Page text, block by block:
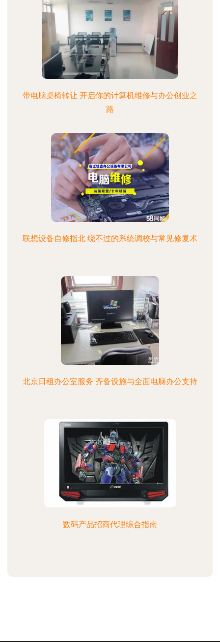
带电脑桌椅转让 开启你的计算机维修与办公创业之
路
联想设备自修指北 绕不过的系统调校与常见修复术
北京日租办公室服务 齐备设施与全面电脑办公支持
数码产品招商代理综合指南